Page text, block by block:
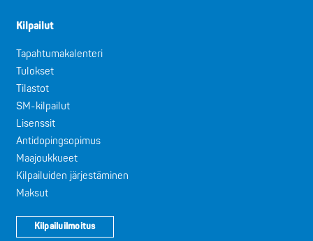
Kilpailut
Tapahtumakalenteri
Tulokset
Tilastot
SM-kilpailut
Lisenssit
Antidopingsopimus
Maajoukkueet
Kilpailuiden järjestäminen
Maksut
Kilpailuilmoitus